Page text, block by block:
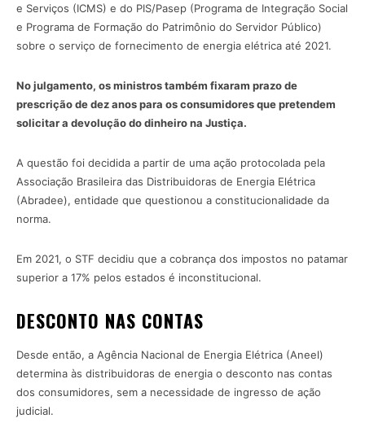
e Serviços (ICMS) e do PIS/Pasep (Programa de Integração Social
e Programa de Formação do Patrimônio do Servidor Público)
sobre o serviço de fornecimento de energia elétrica até 2021.
No julgamento, os ministros também fixaram prazo de
prescrição de dez anos para os consumidores que pretendem
solicitar a devolução do dinheiro na Justiça.
A questão foi decidida a partir de uma ação protocolada pela
Associação Brasileira das Distribuidoras de Energia Elétrica
(Abradee), entidade que questionou a constitucionalidade da
norma.
Em 2021, o STF decidiu que a cobrança dos impostos no patamar
superior a 17% pelos estados é inconstitucional.
DESCONTO NAS CONTAS
Desde então, a Agência Nacional de Energia Elétrica (Aneel)
determina às distribuidoras de energia o desconto nas contas
dos consumidores, sem a necessidade de ingresso de ação
judicial.